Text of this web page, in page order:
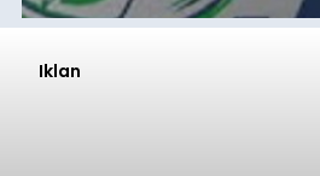
Iklan